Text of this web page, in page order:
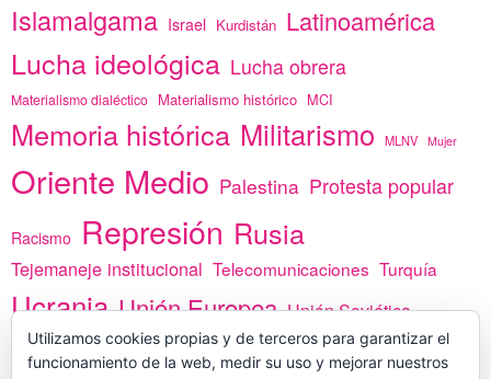
Islamalgama Israel Kurdistán Latinoamérica
Lucha ideológica Lucha obrera
Materialismo dialéctico Materialismo histórico MCI
Memoria histórica Militarismo MLNV Mujer
Oriente Medio Palestina Protesta popular
Racismo Represión Rusia
Tejemaneje institucional Telecomunicaciones Turquía
Ucrania Unión Europea Unión Soviética
vacunas Yemen África
Utilizamos cookies propias y de terceros para garantizar el
funcionamiento de la web, medir su uso y mejorar nuestros